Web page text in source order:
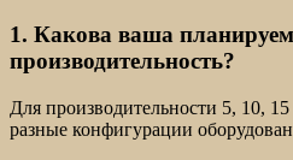
1. Какова ваша
производительность?
Для производительности 5, 10,
разные конфигурации